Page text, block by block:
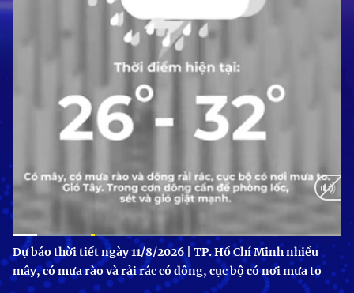
Current
Time
0:09 / Duration
1:23
Dự báo thời tiết ngày 11/8/2026 | TP. Hồ Chí Minh nhiều
mây, có mưa rào và rải rác có dông, cục bộ có nơi mưa to